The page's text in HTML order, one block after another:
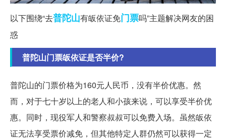
以下围绕“去普陀山有皈依证免门票吗”主题解决网友的困
惑
普陀山门票皈依证是否半价?
普陀山的门票价格为160元人民币，没有半价优惠。然
而，对于七十岁以上的老人和小孩来说，可以享受半价优
惠。同时，现役军人和警察叔叔可以免费入场。虽然皈依
证无法享受票价减免，但其他特定人群仍然可以获得一定